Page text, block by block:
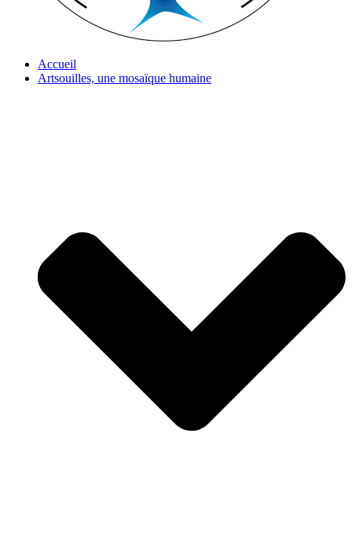
Accueil
Artsouilles, une mosaïque humaine